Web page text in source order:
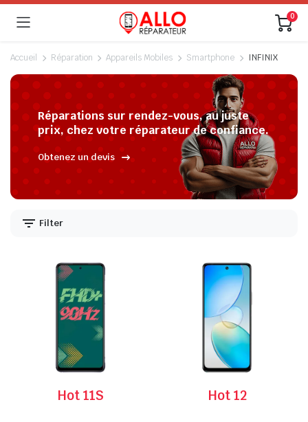
0
Accueil Réparation Appareils Mobiles Smartphone INFINIX
Réparations sur rendez-vous, au juste
prix, chez votre réparateur de confiance.
Obtenez un devis
Filter
Hot 11S Hot 12